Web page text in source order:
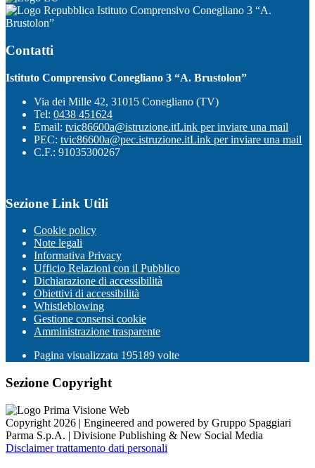
Istituto Comprensivo Conegliano 3 “A.
Brustolon”
Contatti
Istituto Comprensivo Conegliano 3 “A. Brustolon”
Via dei Mille 42, 31015 Conegliano (TV)
Tel: 0438 451624
Email: tvic86600a@istruzione.itLink per inviare una mail
PEC: tvic86600a@pec.istruzione.itLink per inviare una mail
C.F.: 91035300267
Sezione Link Utili
Cookie policy
Note legali
Informativa Privacy
Ufficio Relazioni con il Pubblico
Dichiarazione di accessibilità
Obiettivi di accessibilità
Whistleblowing
Gestione consensi cookie
Amministrazione trasparente
Pagina visualizzata 195189 volte
Sezione Copyright
Copyright 2026 | Engineered and powered by Gruppo Spaggiari
Parma S.p.A. | Divisione Publishing & New Social Media
Disclaimer trattamento dati personali